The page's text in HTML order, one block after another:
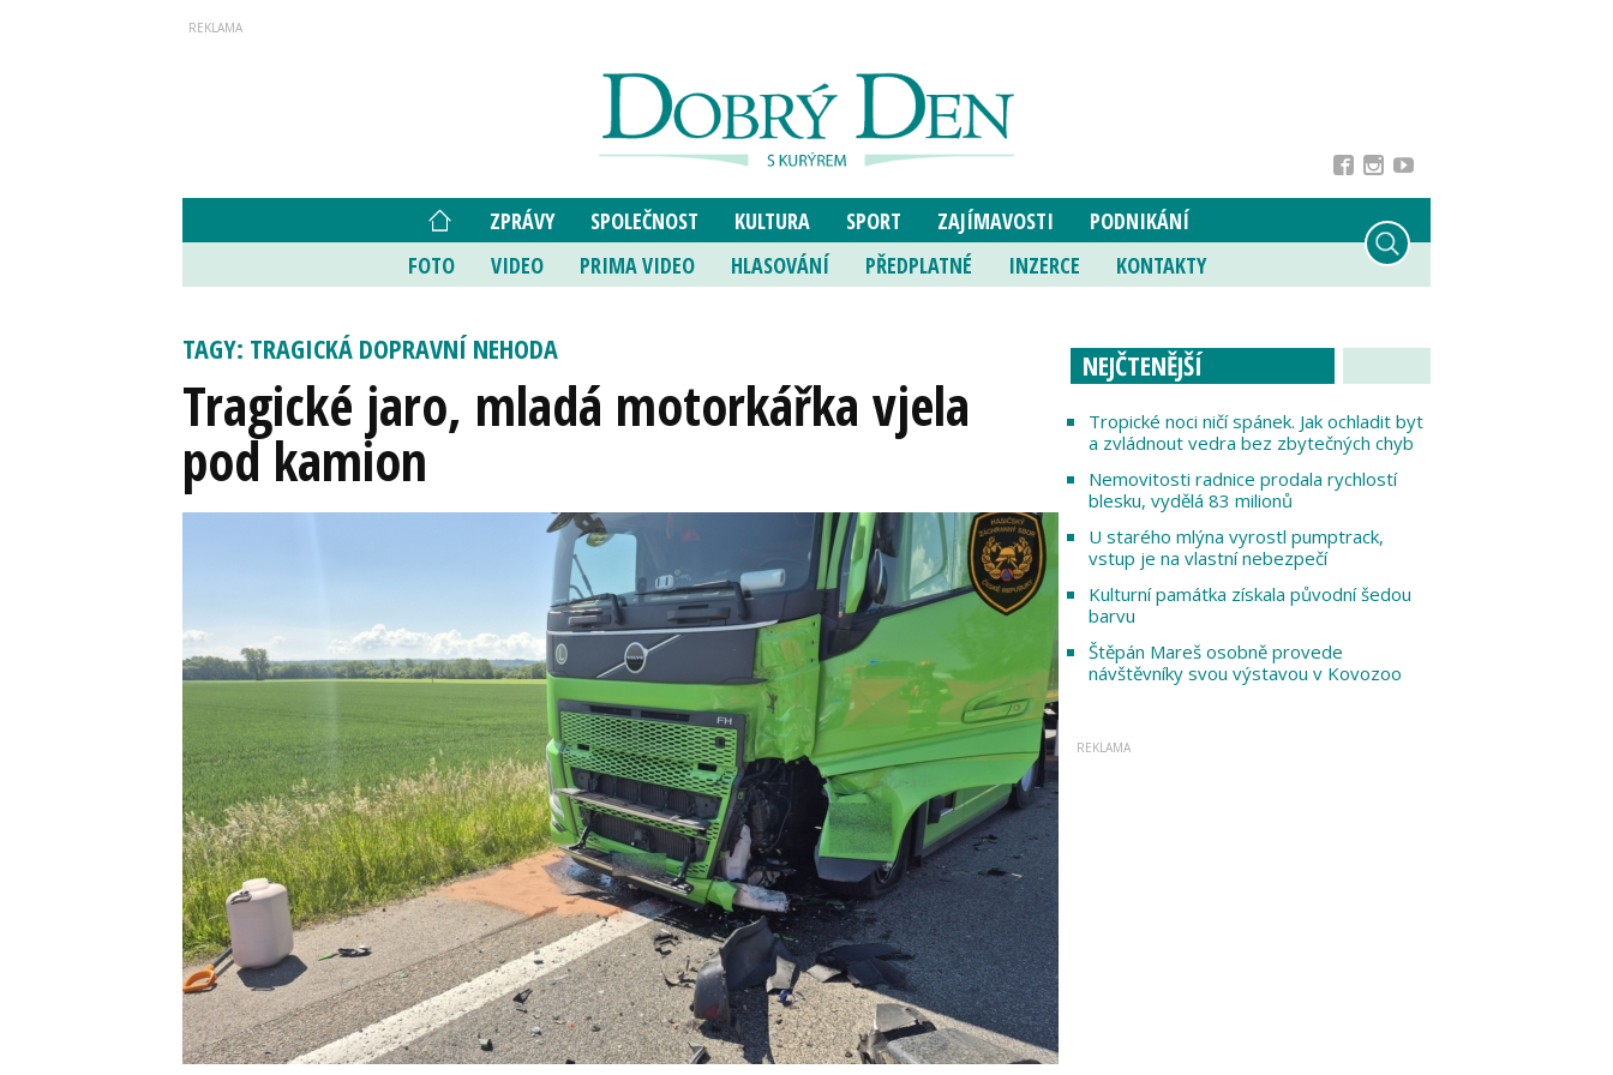
ZPRÁVY SPOLEČNOST KULTURA SPORT ZAJÍMAVOSTI
PODNIKÁNÍ
FOTO
VIDEO PRIMA VIDEO HLASOVÁNÍ PŘEDPLATNÉ INZERCE KONTAKTY
TAGY: TRAGICKÁ DOPRAVNÍ NEHODA
Tragické jaro, mladá motorkářka vjela
pod kamion
NEJČTENĚJŠÍ
Tropické noci ničí spánek. Jak ochladit byt
a zvládnout vedra bez zbytečných chyb
Nemovitosti radnice prodala rychlostí
blesku, vydělá 83 milionů
U starého mlýna vyrostl pumptrack,
vstup je na vlastní nebezpečí
Kulturní památka získala původní šedou
barvu
Štěpán Mareš osobně provede
návštěvníky svou výstavou v Kovozoo